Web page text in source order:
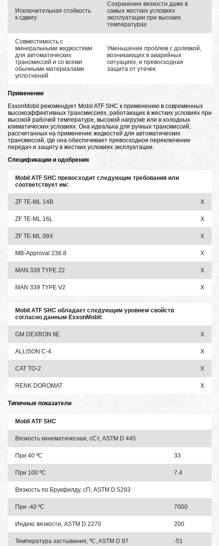
Исключительная стойкость
к сдвигу
Сохранение вязкости даже в
самых жестких условиях
эксплуатации при высоких
температурах
Совместимость с
минеральными жидкостями
для автоматических
трансмиссий и со всеми
обычными материалами
уплотнений
Уменьшение проблем с доливкой,
возникающих в аварийных
ситуациях, и превосходная
защита от утечек
Применение
ExxonMobil рекомендует Mobil ATF SHC к применению в современных
высокоэффективных трансмиссиях, работающих в жестких условиях при
высокой рабочей температуре, высокой нагрузке или в холодных
климатических условиях. Она идеальна для ручных трансмиссий,
рассчитанных на применение жидкостей для автоматических
трансмиссий, где она обеспечивает превосходное переключение
передач и защиту в жестких условиях эксплуатации.
Спецификации и одобрения
Mobil ATF SHC превосходит следующие требования или
соответствует им:
ZF TE-ML 14B X
ZF TE-ML 16L X
ZF TE-ML 09X X
MB-Approval 236.8 X
MAN 339 TYPE Z2 X
MAN 339 TYPE V2 X
Mobil ATF SHC обладает следующим уровнем свойств
согласно данным ExxonMobil:
GM DEXRON IIE X
ALLISON C-4 X
CAT TO-2 X
RENK DOROMAT X
Типичные показатели
Mobil ATF SHC
Вязкость кинематическая, сСт, ASTM D 445
При 40 ºC 33
При 100 ºC 7.4
Вязкость по Брукфилду, сП, ASTM D 5293
При -40 ºC 7000
Индекс вязкости, ASTM D 2270 200
Температура застывания, ºC, ASTM D 97 -51